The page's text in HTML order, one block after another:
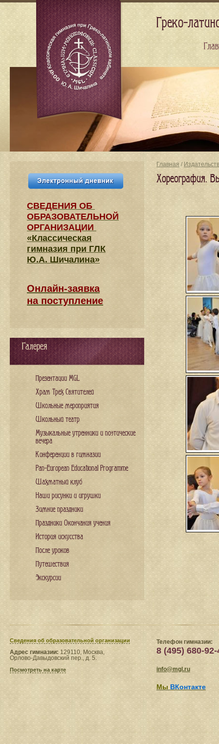
Главная /
Хореография.
СВЕДЕНИЯ​ ОБ
ОБРАЗОВАТЕЛЬНОЙ
ОРГАНИЗАЦИИ
«Классическая
гимназия при ГЛК
Ю.А. Шичалина»
Онлайн-заявка
на поступление
Галерея
Презентации MGL
Храм Трех Святителей
Школьные мероприятия
Школьный театр
Музыкальные утренники и поэтические
вечера
Конференции в гимназии
Pan-European Educational Programme
Шахматный клуб
Наши рисунки и игрушки
Зимние праздники
Праздники Окончания учения
История искусства
После уроков
Путешествия
Экскурсии
Сведения​ об образовательной организации
Адрес гимназии: 129110, Москва,
Орлово-Давыдовский пер., д. 5.
Посмотреть на карте
Телефон гимназии:
8 (495) 680-92-
info@mgl.ru
Мы ВКонтакте
Греко-